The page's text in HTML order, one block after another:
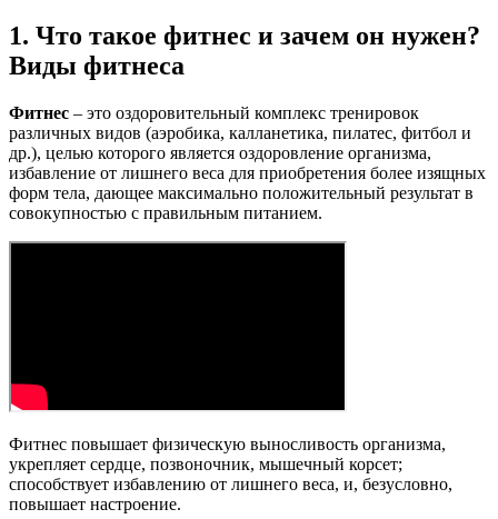
1. Что такое фитнес и зачем он нужен?
Виды фитнеса
Фитнес – это оздоровительный комплекс тренировок
различных видов (аэробика, калланетика, пилатес, фитбол и
др.), целью которого является оздоровление организма,
избавление от лишнего веса для приобретения более изящных
форм тела, дающее максимально положительный результат в
совокупностью с правильным питанием.
Фитнес повышает физическую выносливость организма,
укрепляет сердце, позвоночник, мышечный корсет;
способствует избавлению от лишнего веса, и, безусловно,
повышает настроение.